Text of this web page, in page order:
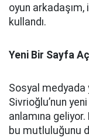
oyun arkadaşım,
kullandı.
Yeni Bir Sayfa
Sosyal medyada
Sivrioğlu’nun
anlamına
bu mutluluğunu